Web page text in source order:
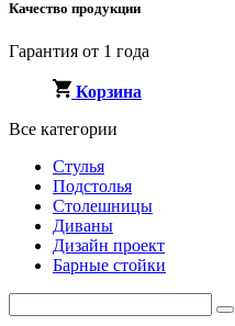
Качество продукции
Гарантия от 1 года
Корзина
Все категории
Стулья
Подстолья
Столешницы
Диваны
Дизайн проект
Барные стойки